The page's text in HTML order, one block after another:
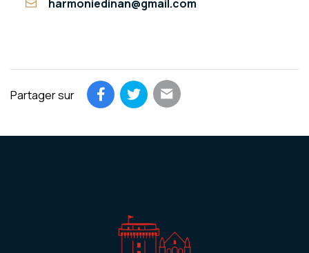
harmoniedinan@gmail.com
Partager sur Partager sur Facebook
Partager sur Twitter
Partager par email